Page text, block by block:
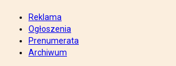
Reklama
Ogłoszenia
Prenumerata
Archiwum